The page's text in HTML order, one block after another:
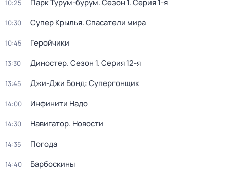
10:25 Парк Турум-бурум. Сезон 1. Серия 1-я
10:30 Супер Крылья. Спасатели мира
10:45 Геройчики
13:30 Диностер. Сезон 1. Серия 12-я
13:45 Джи-Джи Бонд: Супергонщик
14:00 Инфинити Надо
14:30 Навигатор. Новости
14:35 Погода
14:40 Барбоскины